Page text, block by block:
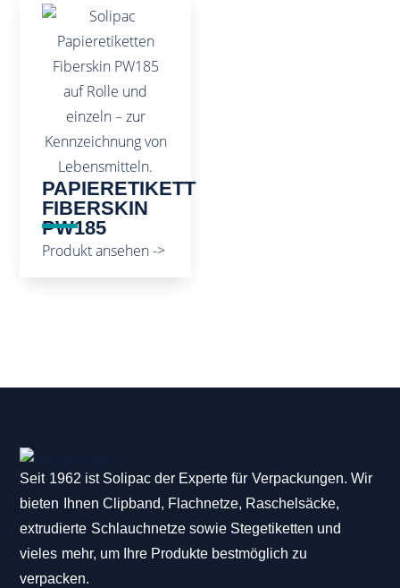
PAPIERETIKETT
FIBERSKIN
PW185
Produkt ansehen ->
Seit 1962 ist Solipac der Experte für Verpackungen. Wir
bieten Ihnen Clipband, Flachnetze, Raschelsäcke,
extrudierte Schlauchnetze sowie Stegetiketten und
vieles mehr, um Ihre Produkte bestmöglich zu
verpacken.